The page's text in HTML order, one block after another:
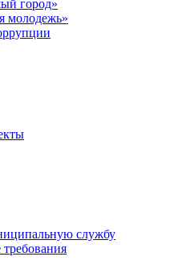
город»
молодежь»
службу